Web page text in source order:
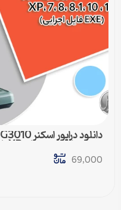
سریع برای ویندوزهای XP تا 11
69,000